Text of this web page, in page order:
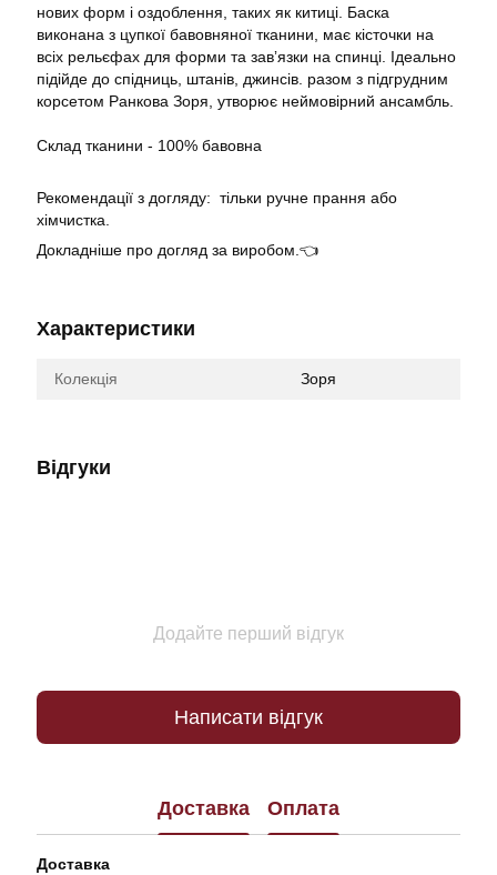
нових форм і оздоблення, таких як китиці. Баска
виконана з цупкої бавовняної тканини, має кісточки на
всіх рельєфах для форми та завʼязки на спинці. Ідеально
підійде до спідниць, штанів, джинсів. разом з підгрудним
корсетом Ранкова Зоря , утворює неймовірний ансамбль.
Склад тканини - 100% бавовна
Рекомендації з догляду: тільки ручне прання або
хімчистка.
Докладніше про догляд за виробом.👈
Характеристики
Колекція Зоря
Відгуки
Додайте перший відгук
Написати відгук
Доставка Оплата
Доставка